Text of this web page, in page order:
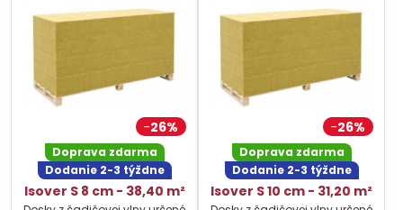
26%
Doprava zdarma
Dodanie 2-3 týždne
Isover S 8 cm - 38,40 m²
26%
Doprava zdarma
Dodanie 2-3 týždne
Isover S 10 cm - 31,20 m²